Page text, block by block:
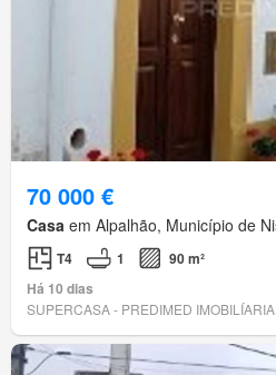
70 000 €
Casa em Alpalhão, Município de
T4 1
90 m²
Há 10 dias
SUPERCASA - PREDIMED IMOBILÍARIA